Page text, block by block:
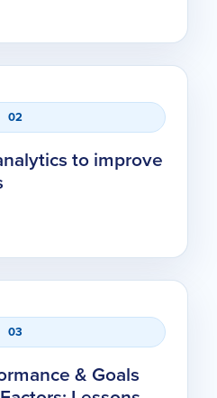
02
to improve
03
& Goals